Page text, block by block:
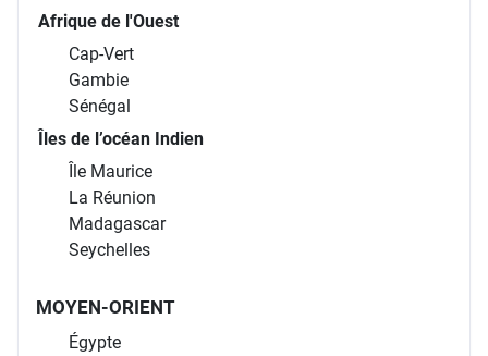
Afrique de l'Ouest
Cap-Vert
Gambie
Sénégal
Îles de l’océan Indien
Île Maurice
La Réunion
Madagascar
Seychelles
MOYEN-ORIENT
Égypte